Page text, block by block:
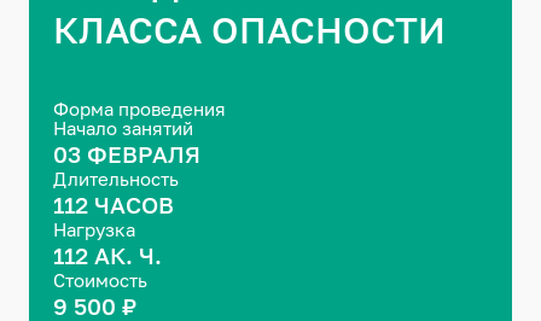
КЛАССА ОПАСНОСТИ
Форма проведения
Начало занятий
03 ФЕВРАЛЯ
Длительность
112 ЧАСОВ
Нагрузка
112 АК. Ч.
Стоимость
9 500 ₽